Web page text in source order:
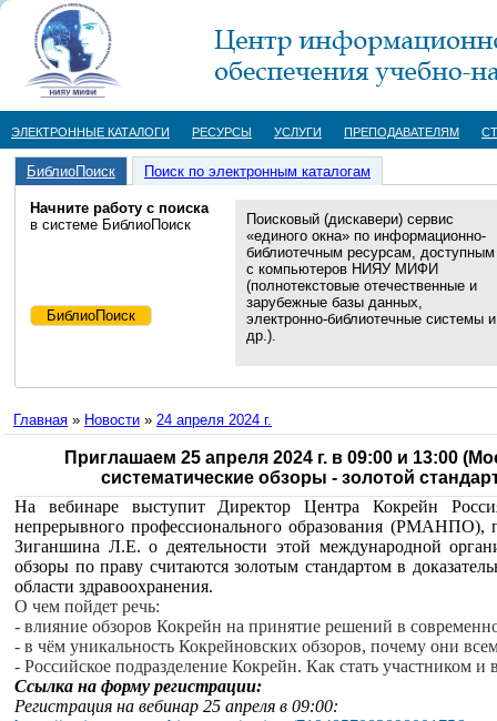
ЭЛЕКТРОННЫЕ КАТАЛОГИ РЕСУРСЫ УСЛУГИ ПРЕПОДАВАТЕЛЯМ
БиблиоПоиск Поиск по электронным каталогам
Начните работу с поиска
в системе БиблиоПоиск
Поисковый (дискавери) сервис
«единого окна» по информационно-
библиотечным ресурсам, доступным
с компьютеров НИЯУ МИФИ
(полнотекстовые отечественные и
зарубежные базы данных,
электронно-библиотечные системы и
др.).
Главная » Новости » 24 апреля 2024 г.
Приглашаем 25 апреля 2024 г. в 09:00 и 13:00
систематические обзоры - золотой
На вебинаревыступит Директор ЦентраКокрейн
непрерывного профессионального образования
Зиганшина Л.Е. о деятельности этой международной
обзоры по праву считаются золотым стандартом в
области здравоохранения.
О чем пойдет речь:
- влияние обзоров Кокрейн на принятие решений в
- в чём уникальность Кокрейновских обзоров, почему они
- Российское подразделение Кокрейн. Как стать участником и
Ссылка на форму регистрации:
Регистрация на вебинар 25 апреля в 09:00: